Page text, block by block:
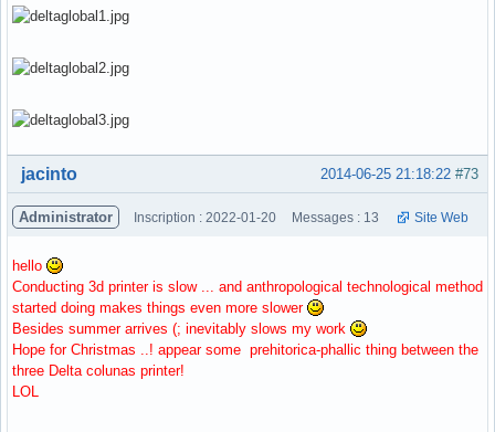
Hors ligne #73
2014-06-25 21:18:22
jacinto
Administrator Inscription : 2022-01-20 Messages : 13 Site Web
hello
Conducting 3d printer is slow ... and anthropological technological method
started doing makes things even more slower
Besides summer arrives (; inevitably slows my work
Hope for Christmas ..! appear some prehitorica-phallic thing between the
three Delta colunas printer!
LOL